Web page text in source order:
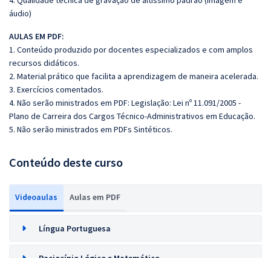
áudio)
AULAS EM PDF:
1. Conteúdo produzido por docentes especializados e com amplos
recursos didáticos.
2. Material prático que facilita a aprendizagem de maneira acelerada.
3. Exercícios comentados.
4. Não serão ministrados em PDF: Legislação: Lei nº 11.091/2005 -
Plano de Carreira dos Cargos Técnico-Administrativos em Educação.
5. Não serão ministrados em PDFs Sintéticos.
Conteúdo deste curso
Videoaulas Aulas em PDF
Língua Portuguesa